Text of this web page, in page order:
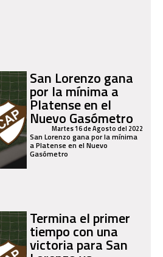
San Lorenzo gana
por la mínima a
Platense en el
Nuevo Gasómetro
Martes 16 de Agosto del 2022
San Lorenzo gana por la mínima
a Platense en el Nuevo
Gasómetro
Termina el primer
tiempo con una
victoria para San